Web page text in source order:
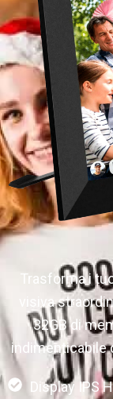
Trasforma i
visiva
32GB di
indimenticabile
Display IPS